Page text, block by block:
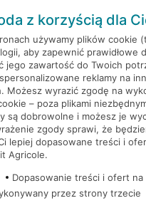
al. Jerozolimskie
Cash)
al. Jerozolimskie
Cash)
al. Jerozolimskie
al. Jerozolimskie
z korzyścią dla
używamy plików cookie
aby zapewnić prawidłowe
jego zawartość do Twoich
reklamy na
Możesz wyrazić zgodę na
– poza plikami
są dobrowolne i możesz je
zgody sprawi, że
lepiej dopasowane treści i
Agricole.
Dopasowanie treści i ofert na
przez strony trzecie